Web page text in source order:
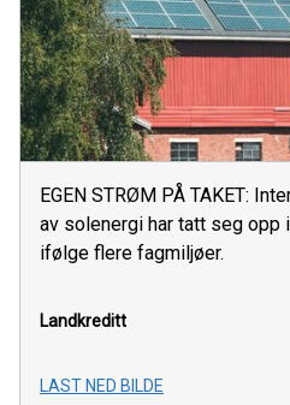
EGEN STRØM PÅ TAKET:
av solenergi har tatt seg opp
ifølge flere fagmiljøer.
Landkreditt
LAST NED BILDE